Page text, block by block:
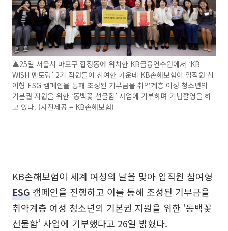
▲25일 서울시 마포구 합정동에 위치한 KB금융연수원에서 ‘KB
WISH 멘토링’ 2기 직원들이 참여한 가운데 KB손해보험이 임직원 참
여형 ESG 캠페인을 통해 조성된 기부금을 취약계층 여성 청소년의
기본권 지원을 위한 ‘동백꽃 선물함’ 사업에 기부하며 기념촬영을 하
고 있다. (사진제공 = KB손해보험)
KB손해보험이 세계 여성의 날을 맞아 임직원 참여형
ESG 캠페인을 진행하고 이를 통해 조성된 기부금을
취약계층 여성 청소년의 기본권 지원을 위한 ‘동백꽃
선물함’ 사업에 기부했다고 26일 밝혔다.